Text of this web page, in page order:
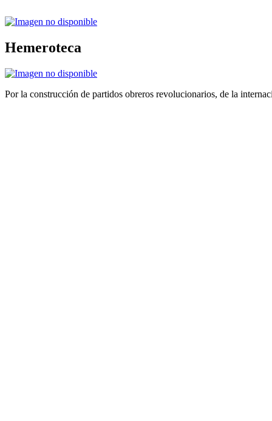
Hemeroteca
Por la construcción de partidos obreros revolucionarios, de la